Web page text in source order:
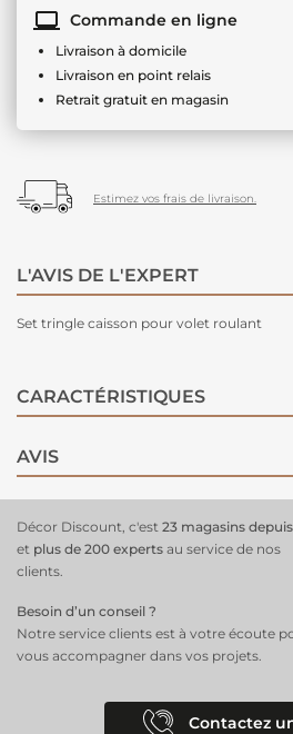
Commande en ligne
Livraison à domicile
Livraison en point relais
Retrait gratuit en magasin
Estimez vos frais de livraison.
L'AVIS DE L'EXPERT
Set tringle caisson pour volet roulant
CARACTÉRISTIQUES
AVIS
Décor Discount, c'est 23 magasins depuis
et plus de 200 experts au service de nos
clients.
Besoin d’un conseil ?
Notre service clients est à votre écoute
vous accompagner dans vos projets.
Contactez